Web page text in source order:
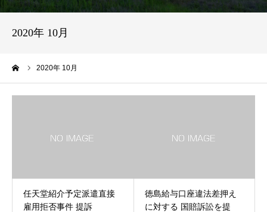
2020年 10月
2020年 10月
任天堂紹介予定派遣直接
雇用拒否事件 提訴
徳島給与口座違法差押え
に対する 国賠訴訟を提